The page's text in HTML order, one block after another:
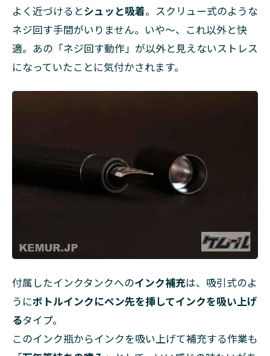
よく近づけるとシュッと吸着。スクリュー式のような
ネジ回す手間がいりません。いや〜、これ以外と快
適。あの「ネジ回す動作」が以外と見えないストレス
になっていたことに気付かされます。
付属したインクタンクへのインク補充は、吸引式のよ
うにボトルインクにペン先を挿してインクを吸い上げ
るタイプ。
このインク瓶からインクを吸い上げて補充する作業も